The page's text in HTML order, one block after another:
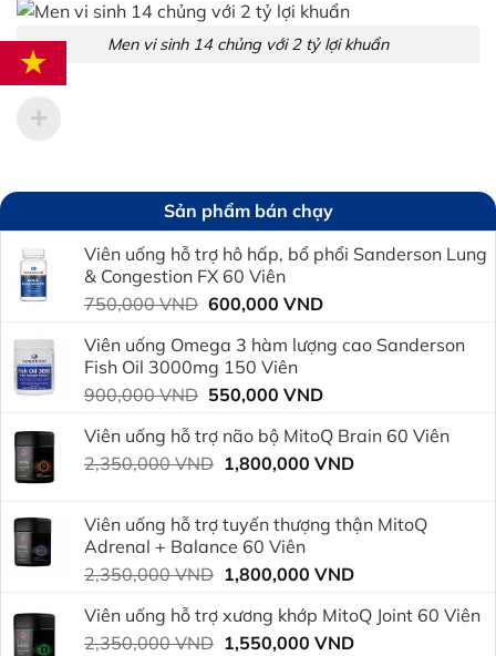
Men vi sinh 14 chủng với 2 tỷ lợi khuẩn
Sản phẩm bán chạy
Viên uống hỗ trợ hô hấp, bổ phổi Sanderson Lung
& Congestion FX 60 Viên
750,000VND Giá
là:
750,000 VND.
600,000 VNDGiá
tại
600,000 VND.
Viên uống Omega 3 hàm lượng cao Sanderson
Fish Oil 3000mg 150 Viên
900,000VND Giá
là:
900,000 VND.
550,000 VNDGiá
tại
là:
Viên uống hỗ trợ não bộ MitoQ Brain 60 Viên
2,350,000VND Giá
2,350,000 VND.
1,800,000 VNDGiá
là:
Viên uống hỗ trợ tuyến thượng thận MitoQ
Adrenal + Balance 60 Viên
2,350,000VND Giá
là:
2,350,000 VND.
1,800,000 VNDGiá
tại
là:
Viên uống hỗ trợ xương khớp MitoQ Joint 60 Viên
2,350,000VND Giá
1,550,000 VNDGiá